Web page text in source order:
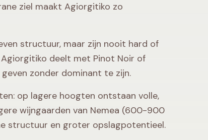
ziel maakt Agiorgitiko zo
structuur, maar zijn nooit hard of
deelt met Pinot Noir of
zonder dominant te zijn.
op lagere hoogten ontstaan volle,
wijngaarden van Nemea (600-900
structuur en groter opslagpotentieel.